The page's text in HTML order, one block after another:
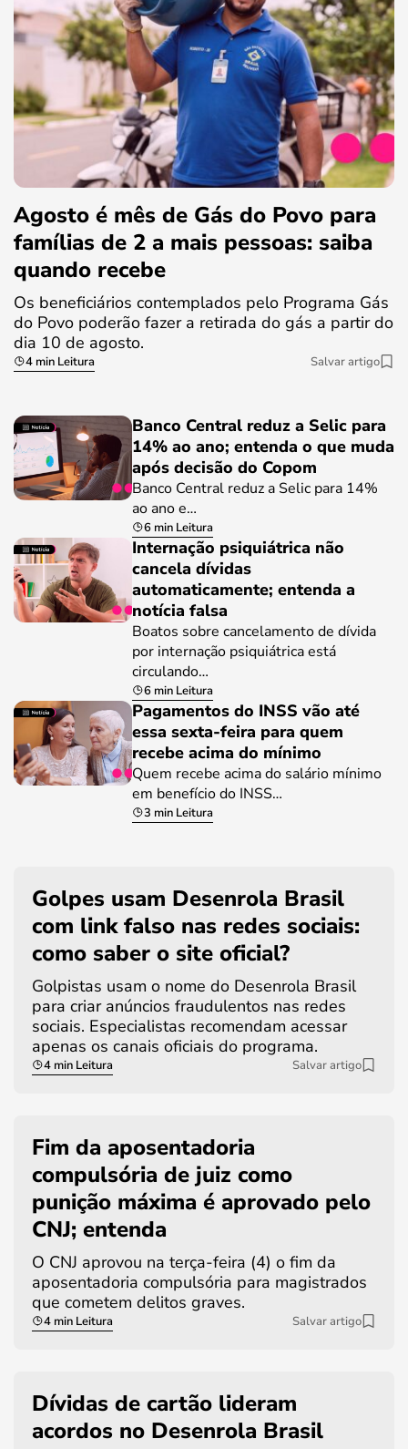
Agosto é mês de Gás do Povo para
famílias de 2 a mais pessoas: saiba
quando recebe
Os beneficiários contemplados pelo Programa Gás
do Povo poderão fazer a retirada do gás a partir do
dia 10 de agosto.
4 min Leitura Salvar artigo
Banco Central reduz a Selic para
14% ao ano; entenda o que muda
após decisão do Copom
Banco Central reduz a Selic para 14%
ao ano e…
6 min Leitura
Internação psiquiátrica não
cancela dívidas
automaticamente; entenda a
notícia falsa
Boatos sobre cancelamento de dívida
por internação psiquiátrica está
circulando…
6 min Leitura
Pagamentos do INSS vão até
essa sexta-feira para quem
recebe acima do mínimo
Quem recebe acima do salário mínimo
em benefício do INSS…
3 min Leitura
Golpes usam Desenrola Brasil
com link falso nas redes sociais:
como saber o site oficial?
Golpistas usam o nome do Desenrola Brasil
para criar anúncios fraudulentos nas redes
sociais. Especialistas recomendam acessar
apenas os canais oficiais do programa.
4 min Leitura Salvar artigo
Fim da aposentadoria
compulsória de juiz como
punição máxima é aprovado pelo
CNJ; entenda
O CNJ aprovou na terça-feira (4) o fim da
aposentadoria compulsória para magistrados
que cometem delitos graves.
4 min Leitura Salvar artigo
Dívidas de cartão lideram
acordos no Desenrola Brasil